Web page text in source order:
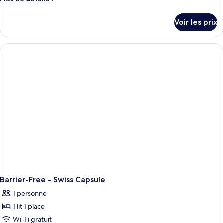
de
Wheelchair
friendly
-
le
type
de
Voir les prix
Barrier-Free - Swiss Capsule
1 personne
1 lit 1 place
Wi-Fi gratuit